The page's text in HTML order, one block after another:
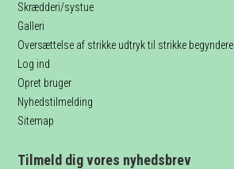
Skrædderi/systue
Galleri
Oversættelse af strikke udtryk til strikke begyndere
Log ind
Opret bruger
Nyhedstilmelding
Sitemap
Tilmeld dig vores nyhedsbrev